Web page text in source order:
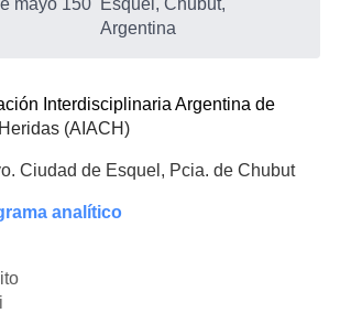
mayo 150 Esquel, Chubut,
Argentina
Interdisciplinaria Argentina de
(AIACH)
Ciudad de Esquel, Pcia. de Chubut
analítico